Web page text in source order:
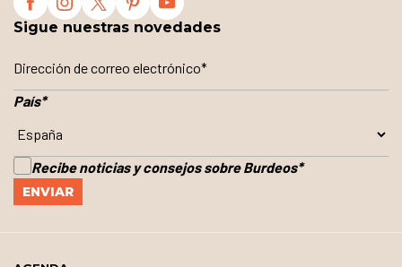
Sigue nuestras novedades
País*
Recibe noticias y consejos sobre Burdeos*